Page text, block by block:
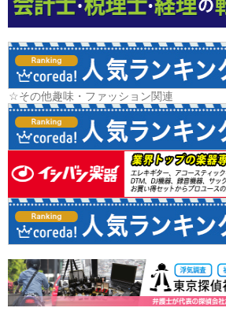
☆その他趣味・ファッション関連